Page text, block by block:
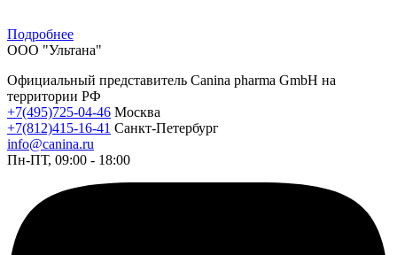
Подробнее
ООО "Ультана"
Официальный представитель Canina pharma GmbH на
территории РФ
+7(495)725-04-46 Москва
+7(812)415-16-41 Санкт-Петербург
info@canina.ru
Пн-ПТ, 09:00 - 18:00